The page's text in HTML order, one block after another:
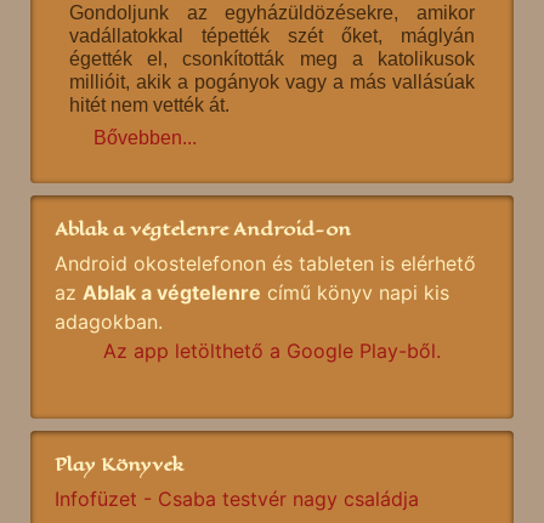
Gondoljunk az egyházüldözésekre, amikor
vadállatokkal tépették szét őket, máglyán
égették el, csonkították meg a katolikusok
millióit, akik a pogányok vagy a más vallásúak
hitét nem vették át.
Bővebben...
Ablak a végtelenre Android-on
Android okostelefonon és tableten is elérhető
az Ablak a végtelenre című könyv napi kis
adagokban.
Az app letölthető a Google Play-ből.
Play Könyvek
Infofüzet - Csaba testvér nagy családja